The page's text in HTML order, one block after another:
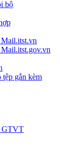
bộ
tệp gắn kèm
GTVT